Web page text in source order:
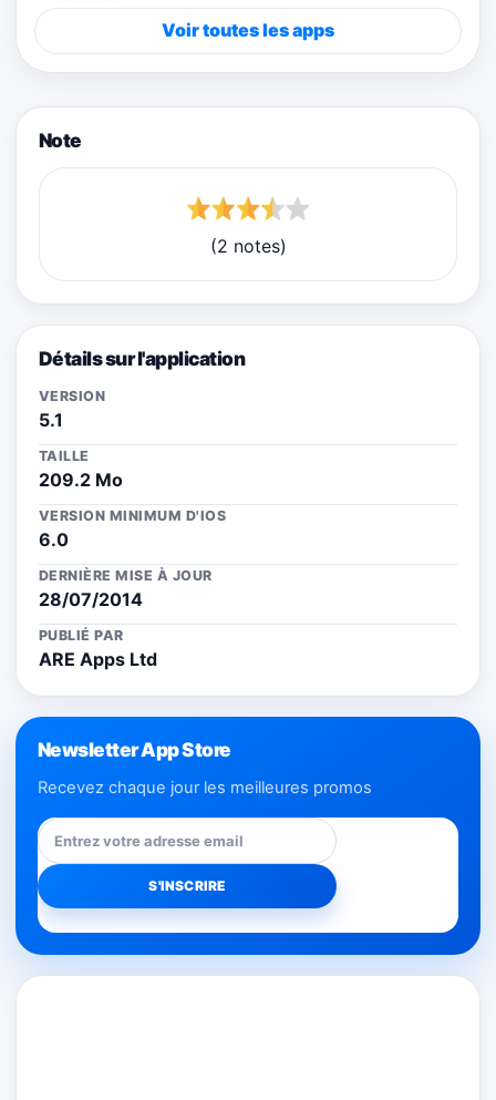
Voir toutes les apps
Note
(2 notes)
Détails sur l'application
VERSION
5.1
TAILLE
209.2 Mo
VERSION MINIMUM D'IOS
6.0
DERNIÈRE MISE À JOUR
28/07/2014
PUBLIÉ PAR
ARE Apps Ltd
Newsletter App Store
Recevez chaque jour les meilleures promos